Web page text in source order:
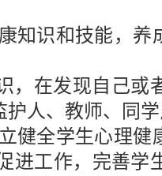
知识和技能，
，在发现自己
人、教师、同学
健全学生心理
进工作，完善